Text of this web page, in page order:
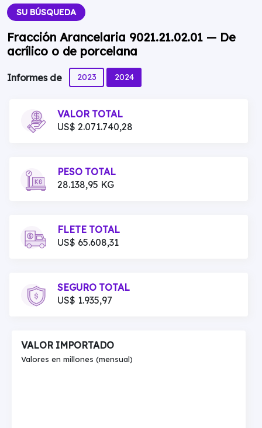
SU BÚSQUEDA
Fracción Arancelaria 9021.21.02.01 — De
acrílico o de porcelana
Informes de 2023 2024
VALOR TOTAL
US$ 2.071.740,28
PESO TOTAL
28.138,95 KG
FLETE TOTAL
US$ 65.608,31
SEGURO TOTAL
US$ 1.935,97
VALOR IMPORTADO
Valores en millones (mensual)